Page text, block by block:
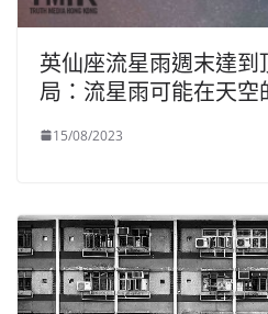
英仙座流星雨週末達
局：流星雨可能在天空
15/08/2023